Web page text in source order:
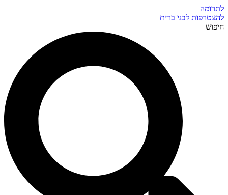
לתרומה
להצטרפות לבני ברית
חיפוש